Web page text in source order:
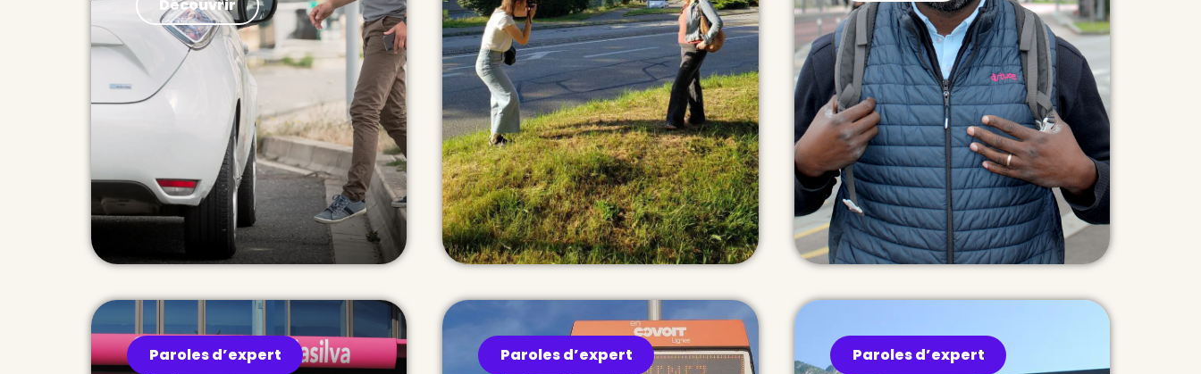
prêts à se passer de leur voiture,
à condition d’avoir des
transports efficaces. Hors des
villes,
Découvrir
déployées dès maintenant
comme une première brique de
transport express. Elles
produisent déjà
Paroles d’expert
Paroles d’expert
Paroles d’expert